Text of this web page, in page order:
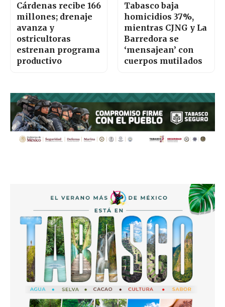
Cárdenas recibe 166
millones; drenaje
avanza y
ostricultoras
estrenan programa
productivo
Tabasco baja
homicidios 37%,
mientras CJNG y La
Barredora se
‘mensajean’ con
cuerpos mutilados